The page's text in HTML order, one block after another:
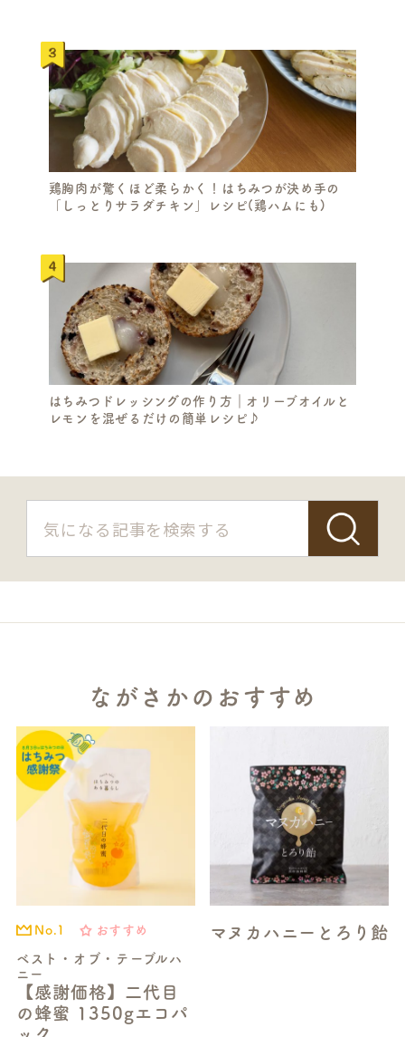
鶏胸肉が驚くほど柔らかく！はちみつが決め手の
「しっとりサラダチキン」レシピ(鶏ハムにも)
はちみつドレッシングの作り方｜オリーブオイルと
レモンを混ぜるだけの簡単レシピ♪
ながさかのおすすめ
ベスト・オブ・テーブルハ
ニー
【感謝価格】二代目
の蜂蜜 1350gエコパ
No.1 おすすめ マヌカハニーとろり飴